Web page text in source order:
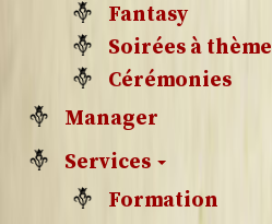
Fantasy
Soirées à thème
Cérémonies
Manager
Services
Formation